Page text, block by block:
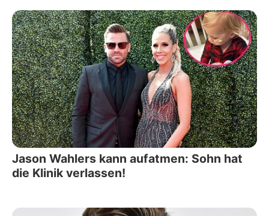
Jason Wahlers kann aufatmen: Sohn hat
die Klinik verlassen!